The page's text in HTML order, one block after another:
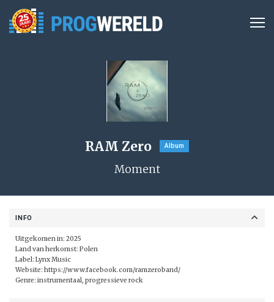
RAM Zero Album
Moment
INFO
Uitgekomen in: 2025
Land van herkomst: Polen
Label: Lynx Music
Website: https://www.facebook.com/ramzeroband/
Genre: instrumentaal, progressieve rock